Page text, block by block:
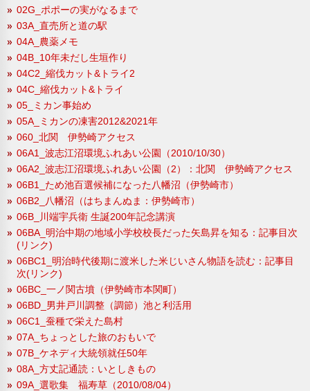
02G_ポポーの実がなるまで
03A_直売所と道の駅
04A_農薬メモ
04B_10年未だし生垣作り
04C2_縮伐カット&トライ2
04C_縮伐カット&トライ
05_ミカン事始め
05A_ミカンの凍害2012&2021年
060_北関 伊勢崎アクセス
06A1_波志江沼環境ふれあい公園（2010/10/30）
06A2_波志江沼環境ふれあい公園（2）：北関 伊勢崎アクセス
06B1_ため池百選候補になった八幡沼（伊勢崎市）
06B2_八幡沼（はちまんぬま：伊勢崎市）
06B_川端宇兵衛 生誕200年記念講演
06BA_明治中期の地域小学校校長だった矢島昇を知る：記事目次
(リンク)
06BC1_明治時代後期に渡米した米じいさん物語を読む：記事目
次(リンク)
06BC_一ノ関古墳（伊勢崎市本関町）
06BD_男井戸川調整（調節）池と利活用
06C1_蚕種で栄えた島村
07A_ちょっとした旅のおもいで
07B_ケネディ大統領就任50年
08A_方丈記通読：いとしきもの
09A_選歌集 福寿草（2010/08/04）